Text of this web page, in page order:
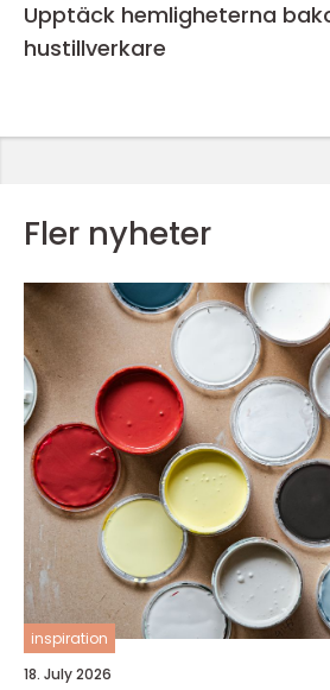
Upptäck hemligheterna
hustillverkare
Fler nyheter
inspiration
18. July 2026